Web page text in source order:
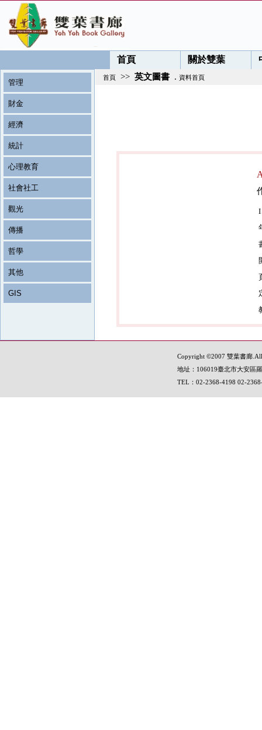
首頁 關於雙葉
管理
財金
經濟
統計
心理教育
社會社工
觀光
傳播
哲學
其他
GIS
首頁 >> 英文圖書 . 資料首頁
Copyright ©2007 雙葉書廊.All
地址：106019臺北市大安區
TEL：02-2368-4198 02-